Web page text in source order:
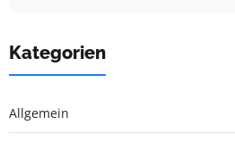
Kategorien
Allgemein